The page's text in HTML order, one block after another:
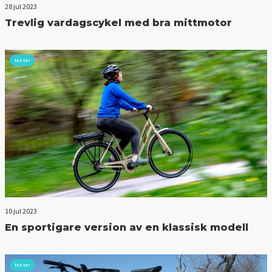
28 jul 2023
Trevlig vardagscykel med bra mittmotor
tester
10 jul 2023
En sportigare version av en klassisk modell
tester